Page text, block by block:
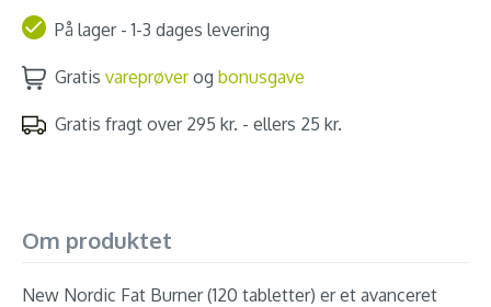
På lager - 1-3 dages levering
Gratis vareprøverog bonusgave
Gratis fragt over 295 kr. - ellers 25 kr.
Om produktet
New Nordic Fat Burner (120 tabletter) er et avanceret